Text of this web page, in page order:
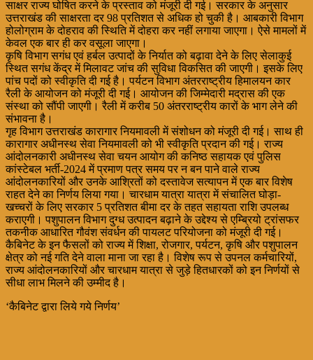
साक्षर राज्य घोषित करने के प्रस्ताव को मंजूरी दी गई। सरकार के अनुसार
उत्तराखंड की साक्षरता दर 98 प्रतिशत से अधिक हो चुकी है। आबकारी विभाग
होलोग्राम के दोहराव की स्थिति में दोहरा कर नहीं लगाया जाएगा। ऐसे मामलों में
केवल एक बार ही कर वसूला जाएगा।
कृषि विभाग सगंध एवं हर्बल उत्पादों के निर्यात को बढ़ावा देने के लिए सेलाकुई
स्थित सगंध केंद्र में मिलावट जांच की सुविधा विकसित की जाएगी। इसके लिए
पांच पदों को स्वीकृति दी गई है। पर्यटन विभाग अंतरराष्ट्रीय हिमालयन कार
रैली के आयोजन को मंजूरी दी गई। आयोजन की जिम्मेदारी मद्रास की एक
संस्था को सौंपी जाएगी। रैली में करीब 50 अंतरराष्ट्रीय कारों के भाग लेने की
संभावना है।
गृह विभाग उत्तराखंड कारागार नियमावली में संशोधन को मंजूरी दी गई। साथ ही
कारागार अधीनस्थ सेवा नियमावली को भी स्वीकृति प्रदान की गई। राज्य
आंदोलनकारी अधीनस्थ सेवा चयन आयोग की कनिष्ठ सहायक एवं पुलिस
कांस्टेबल भर्ती-2024 में प्रमाण पत्र समय पर न बन पाने वाले राज्य
आंदोलनकारियों और उनके आश्रितों को दस्तावेज सत्यापन में एक बार विशेष
राहत देने का निर्णय लिया गया। चारधाम यात्रा यात्रा में संचालित घोड़ा-
खच्चरों के लिए सरकार 5 प्रतिशत बीमा दर के तहत सहायता राशि उपलब्ध
कराएगी। पशुपालन विभाग दुग्ध उत्पादन बढ़ाने के उद्देश्य से एम्ब्रियो ट्रांसफर
तकनीक आधारित गौवंश संवर्धन की पायलट परियोजना को मंजूरी दी गई।
कैबिनेट के इन फैसलों को राज्य में शिक्षा, रोजगार, पर्यटन, कृषि और पशुपालन
क्षेत्र को नई गति देने वाला माना जा रहा है। विशेष रूप से उपनल कर्मचारियों,
राज्य आंदोलनकारियों और चारधाम यात्रा से जुड़े हितधारकों को इन निर्णयों से
सीधा लाभ मिलने की उम्मीद है।
‘कैबिनेट द्वारा लिये गये निर्णय’